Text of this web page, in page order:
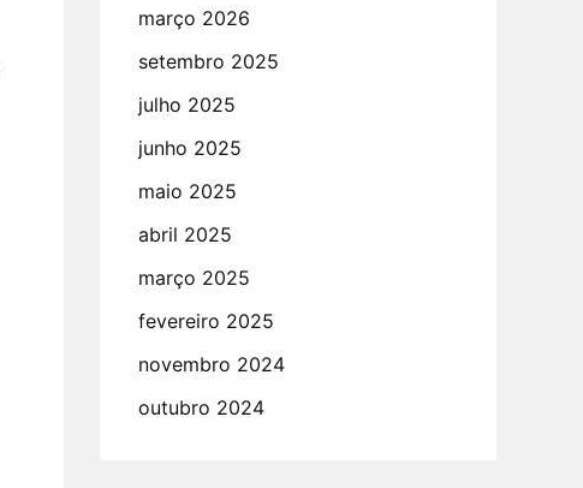
março 2026
setembro 2025
julho 2025
junho 2025
maio 2025
abril 2025
março 2025
fevereiro 2025
novembro 2024
outubro 2024